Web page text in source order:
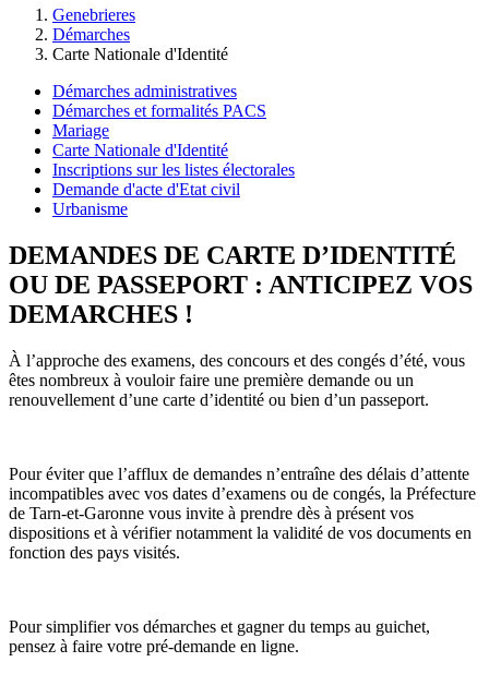
Genebrieres
Démarches
Carte Nationale d'Identité
Démarches administratives
Démarches et formalités PACS
Mariage
Carte Nationale d'Identité
Inscriptions sur les listes électorales
Demande d'acte d'Etat civil
Urbanisme
DEMANDES DE CARTE D’IDENTITÉ
OU DE PASSEPORT : ANTICIPEZ VOS
DEMARCHES !
À l’approche des examens, des concours et des congés d’été, vous
êtes nombreux à vouloir faire une première demande ou un
renouvellement d’une carte d’identité ou bien d’un passeport.
Pour éviter que l’afflux de demandes n’entraîne des délais d’attente
incompatibles avec vos dates d’examens ou de congés, la Préfecture
de Tarn-et-Garonne vous invite à prendre dès à présent vos
dispositions et à vérifier notamment la validité de vos documents en
fonction des pays visités.
Pour simplifier vos démarches et gagner du temps au guichet,
pensez à faire votre pré-demande en ligne.